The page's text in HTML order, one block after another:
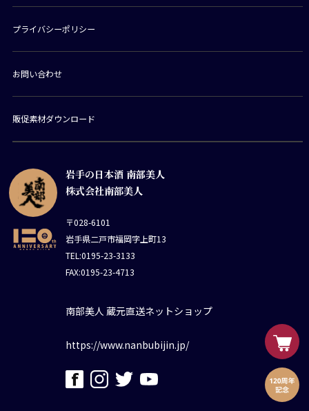
岩手の日本酒 南部美人
株式会社南部美人
〒028-6101
岩手県二戸市福岡字上町13
TEL:0195-23-3133
FAX:0195-23-4713
南部美人 蔵元直送ネットショップ
https://www.nanbubijin.jp/
プライバシーポリシー
お問い合わせ
販促素材ダウンロード